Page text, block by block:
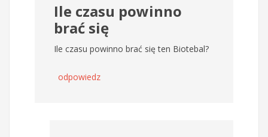
Ile czasu powinno
brać się
Ile czasu powinno brać się ten Biotebal?
odpowiedz